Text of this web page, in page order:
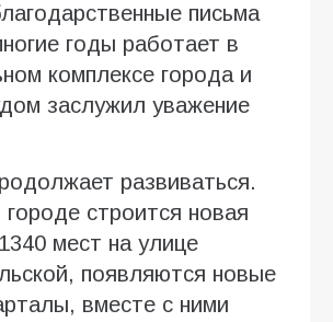
письма
годы работает в
комплексе города и
заслужил уважение
развиваться.
строится новая
мест на улице
появляются новые
вместе с ними